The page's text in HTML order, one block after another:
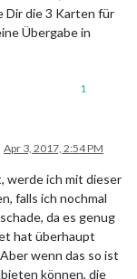
Dir die 3 Karten für
Übergabe in
1
Apr 3, 2017, 2:54 PM
werde ich mit dieser
falls ich nochmal
da es genug
hat überhaupt
wenn das so ist
können, die